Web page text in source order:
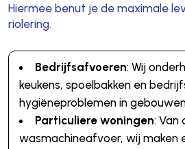
Hiermee benut je de maximale
riolering.
Bedrijfsafvoeren: Wij
keukens, spoelbakken en
hygiëneproblemen in
Particuliere woningen: Van
wasmachineafvoer, wij maken